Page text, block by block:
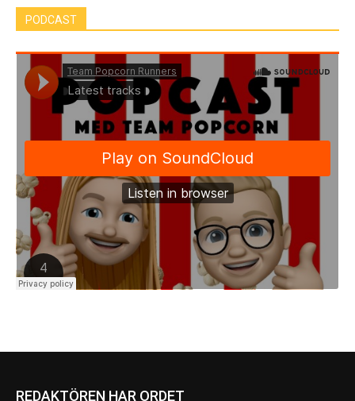
PODCAST
REDAKTÖREN HAR ORDET